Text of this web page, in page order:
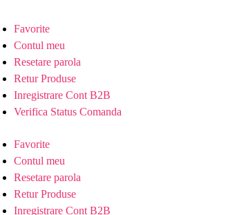
Favorite
Contul meu
Resetare parola
Retur Produse
Inregistrare Cont B2B
Verifica Status Comanda
Favorite
Contul meu
Resetare parola
Retur Produse
Inregistrare Cont B2B